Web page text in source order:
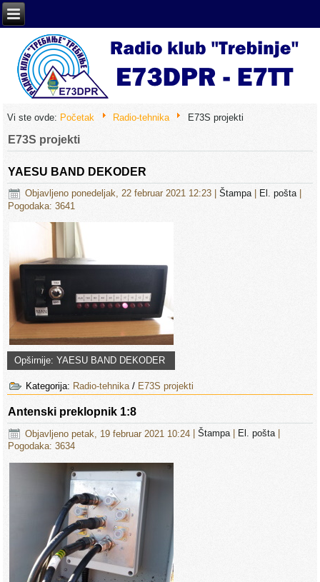
Vi ste ovde: Početak Radio-tehnika E73S projekti
E73S projekti
YAESU BAND DEKODER
Objavljeno ponedeljak, 22 februar 2021 12:23 |Štampa El. pošta
Pogodaka: 3641
Opširnije: YAESU BAND DEKODER
Kategorija: Radio-tehnika / E73S projekti
Antenski preklopnik 1:8
Objavljeno petak, 19 februar 2021 10:24 |Štampa El. pošta
Pogodaka: 3634